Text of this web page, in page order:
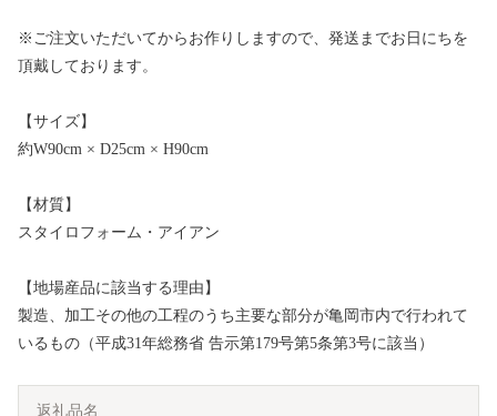
※ご注文いただいてからお作りしますので、発送までお日にちを
頂戴しております。
【サイズ】
約W90cm × D25cm × H90cm
【材質】
スタイロフォーム・アイアン
【地場産品に該当する理由】
製造、加工その他の工程のうち主要な部分が亀岡市内で行われて
いるもの（平成31年総務省 告示第179号第5条第3号に該当）
返礼品名